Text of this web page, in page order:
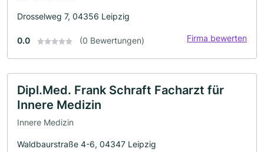
Drosselweg 7, 04356 Leipzig
0.0 (0 Bewertungen) Firma bewerten
Dipl.Med. Frank Schraft Facharzt für
Innere Medizin
Innere Medizin
Waldbaurstraße 4-6, 04347 Leipzig